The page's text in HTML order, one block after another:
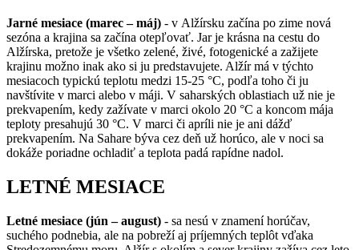
Jarné mesiace (marec – máj) - v Alžírsku začína po zime nová
sezóna a krajina sa začína otepľovať. Jar je krásna na cestu do
Alžírska, pretože je všetko zelené, živé, fotogenické a zažijete
krajinu možno inak ako si ju predstavujete. Alžír má v týchto
mesiacoch typickú teplotu medzi 15-25 °C, podľa toho či ju
navštívite v marci alebo v máji. V saharských oblastiach už nie je
prekvapením, kedy zažívate v marci okolo 20 °C a koncom mája
teploty presahujú 30 °C. V marci či apríli nie je ani dážď
prekvapením. Na Sahare býva cez deň už horúco, ale v noci sa
dokáže poriadne ochladiť a teplota padá rapídne nadol.
LETNÉ MESIACE
Letné mesiace (jún – august) - sa nesú v znamení horúčav,
suchého podnebia, ale na pobreží aj príjemných teplôt vďaka